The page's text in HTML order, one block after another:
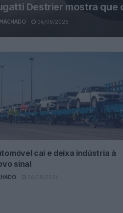
Destrier mostra que
06/08/2026
cai e deixa indústria à
sinal